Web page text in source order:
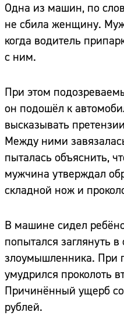
Одна из машин, по
не сбила женщину.
когда водитель
с ним.
При этом
он подошёл к
высказывать
Между ними
пыталась объяснить,
мужчина утверждал
складной нож и
В машине сидел
попытался заглянуть
злоумышленника. При
умудрился проколоть
Причинённый ущерб
рублей.